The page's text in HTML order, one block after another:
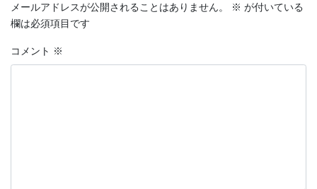
メールアドレスが公開されることはありません。 ※ が付いている
欄は必須項目です
コメント ※